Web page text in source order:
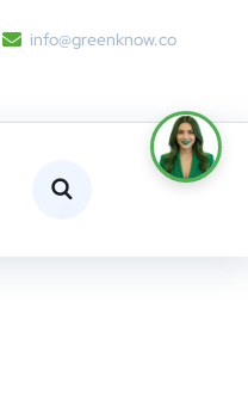
info@greenknow.co